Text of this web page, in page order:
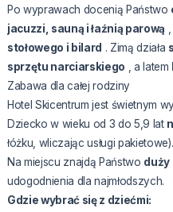
Po wyprawach docenią Państwo
jacuzzi, sauną i łaźnią parową
stołowego i bilard . Zimą działa
sprzętu narciarskiego , a latem
Zabawa dla całej rodziny
Hotel Skicentrum jest świetnym
Dziecko w wieku od 3 do 5,9 lat
łóżku, wliczając usługi pakietowe).
Na miejscu znajdą Państwo duży
udogodnienia dla najmłodszych.
Gdzie wybrać się z dziećmi: